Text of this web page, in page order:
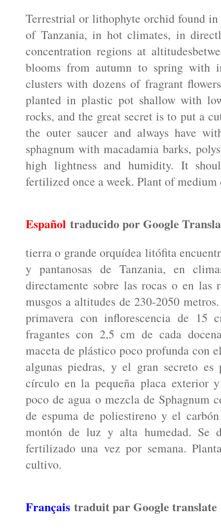
Terrestrial or lithophyte orchid found
of Tanzania, in hot climates, in
concentration regions at
blooms from autumn to spring with
clusters with dozens of fragrant
planted in plastic pot shallow with
rocks, and the great secret is to put a
the outer saucer and always have
sphagnum with macadamia barks,
high lightness and humidity. It
fertilized once a week. Plant of
Español traducido por Google
tierra o grande orquídea litófita
y pantanosas de Tanzania, en
directamente sobre las rocas o en las
musgos a altitudes de 230-2050
primavera con inflorescencia de 15
fragantes con 2,5 cm de cada
maceta de plástico poco profunda con
algunas piedras, y el gran secreto es
círculo en la pequeña placa exterior
poco de agua o mezcla de Sphagnum
de espuma de poliestireno y el
montón de luz y alta humedad. Se
fertilizado una vez por semana.
cultivo.
Français traduit par Google translate